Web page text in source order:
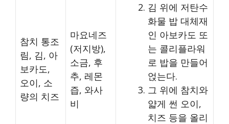
참치 통조
림, 김, 아
보카도,
오이, 소
량의 치즈
마요네즈
(저지방),
소금, 후
추, 레몬
즙, 와사
비
김 위에 저탄수
화물 밥 대체재
인 아보카도 또
는 콜리플라워
로 밥을 만들어
얹는다.
그 위에 참치와
얇게 썬 오이,
치즈 등을 올리